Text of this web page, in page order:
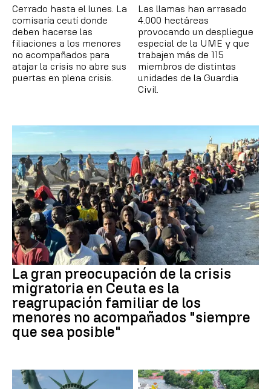
Cerrado hasta el lunes. La
comisaría ceutí donde
deben hacerse las
filiaciones a los menores
no acompañados para
atajar la crisis no abre sus
puertas en plena crisis.
Las llamas han arrasado
4.000 hectáreas
provocando un despliegue
especial de la UME y que
trabajen más de 115
miembros de distintas
unidades de la Guardia
Civil.
La gran preocupación de la crisis
migratoria en Ceuta es la
reagrupación familiar de los
menores no acompañados "siempre
que sea posible"